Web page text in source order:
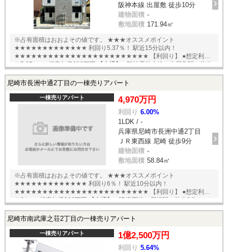
阪神本線 出屋敷 徒歩10分
建物面積 -
敷地面積 171.94㎡
※占有面積はおおよその値です。 ★★★オススメポイント
★★★★★★★★★★★★★ 利回り5.37％！ 駅近15分以内！
★★★★★★★★★★★★★★★★★★★★★★★★ 【利回り】 ●想定利回
り5.37％ ●想定年収688万円 【交通】 ●阪神電鉄本線 出屋敷駅 徒歩
尼崎市長洲中通2丁目の一棟売りアパート
一棟売りアパート 4,970万円
利回り 6.00%
1LDK / -
兵庫県尼崎市長洲中通2丁目
ＪＲ東西線 尼崎 徒歩9分
建物面積 -
敷地面積 58.84㎡
※占有面積はおおよその値です。 ★★★オススメポイント
★★★★★★★★★★★★★ 利回り6％！ 駅近10分以内！
★★★★★★★★★★★★★★★★★★★★★★★★ 【利回り】 ●想定利回
り6％ ●想定年収298万円 【交通】 ●JR東西線 尼崎駅 徒歩9分
尼崎市南武庫之荘2丁目の一棟売りアパート
一棟売りアパート 1億2,500万円
利回り 5.64%